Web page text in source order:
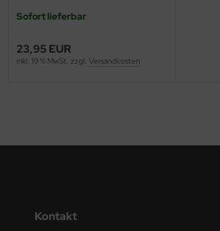
Sofort lieferbar
23,95 EUR
inkl. 19 % MwSt. zzgl. Versandkosten
Kontakt
Box LTD
Tools
Hobby